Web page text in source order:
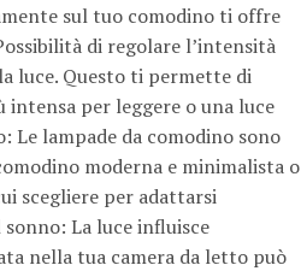
sul tuo comodino ti offre
di regolare l’intensità
luce. Questo ti permette di
intensa per leggere o una luce
Le lampade da comodino sono
moderna e minimalista o
scegliere per adattarsi
La luce influisce
nella tua camera da letto può